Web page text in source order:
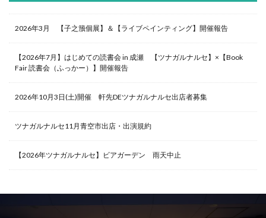
2026年3月 【子之籏個展】＆【ライブペインティング】開催報告
【2026年7月】はじめての読書会 in 成瀬 【ツナガルナルセ】×【Book
Fair 読書会（ふっかー）】開催報告
2026年10月3日(土)開催 軒先DEツナガルナルセ出店者募集
ツナガルナルセ11月青空市出店・出演規約
【2026年ツナガルナルセ】ビアガーデン 雨天中止